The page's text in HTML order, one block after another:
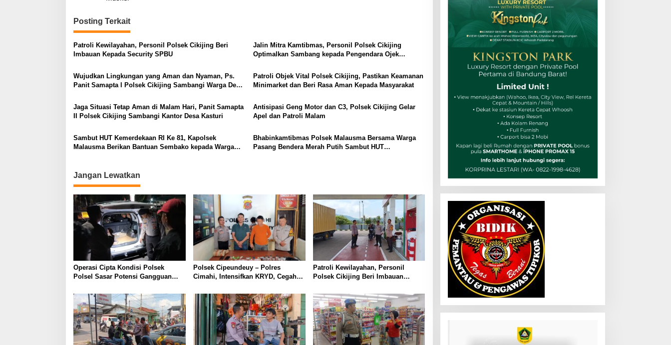
Posting Terkait
Patroli Kewilayahan, Personil Polsek Cikijing Beri
Imbauan Kepada Security SPBU
Jalin Mitra Kamtibmas, Personil Polsek Cikijing
Optimalkan Sambang kepada Pengendara Ojek
Wujudkan Lingkungan yang Aman dan Nyaman, Ps.
Panit Samapta l Polsek Cikijing Sambangi Warga Desa
Patroli Objek Vital Polsek Cikijing, Pastikan Keamanan
Minimarket dan Beri Rasa Aman Kepada Masyarakat
Jaga Situasi Tetap Aman di Malam Hari, Panit Samapta
II Polsek Cikijing Sambangi Kantor Desa Kasturi
Antisipasi Geng Motor dan C3, Polsek Cikijing Gelar
Apel dan Patroli Malam
Sambut HUT Kemerdekaan RI Ke 81, Kapolsek
Malausma Berikan Bantuan Sembako kepada Warga
Bhabinkamtibmas Polsek Malausma Bersama Warga
Pasang Bendera Merah Putih Sambut HUT
Jangan Lewatkan
Operasi Cipta Kondisi Polsek
Polsel Sasar Potensi Gangguan
Polsek Cipeundeuy – Polres
Cimahi, Intensifkan KRYD, Cegah
Miras serta Obat Terlarang
Patroli Kewilayahan, Personil
Polsek Cikijing Beri Imbauan